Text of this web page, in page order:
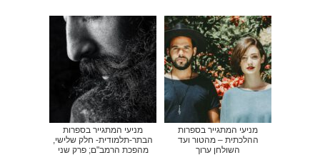
מניעי המתגייר בספרות
ההלכתית – מהטור ועד
השולחן ערוך
מניעי המתגייר בספרות
הבתר-תלמודית- חלק שלישי,
מהפכת הרמב"ם; פרק שני